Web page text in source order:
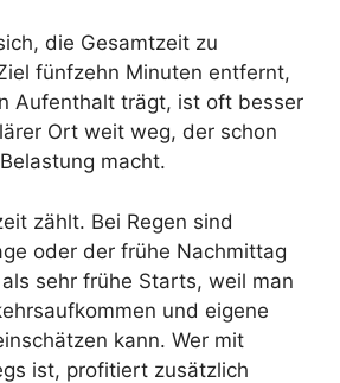
die Gesamtzeit zu
fünfzehn Minuten entfernt,
Aufenthalt trägt, ist oft besser
Ort weit weg, der schon
macht.
zählt. Bei Regen sind
oder der frühe Nachmittag
sehr frühe Starts, weil man
und eigene
kann. Wer mit
ist, profitiert zusätzlich